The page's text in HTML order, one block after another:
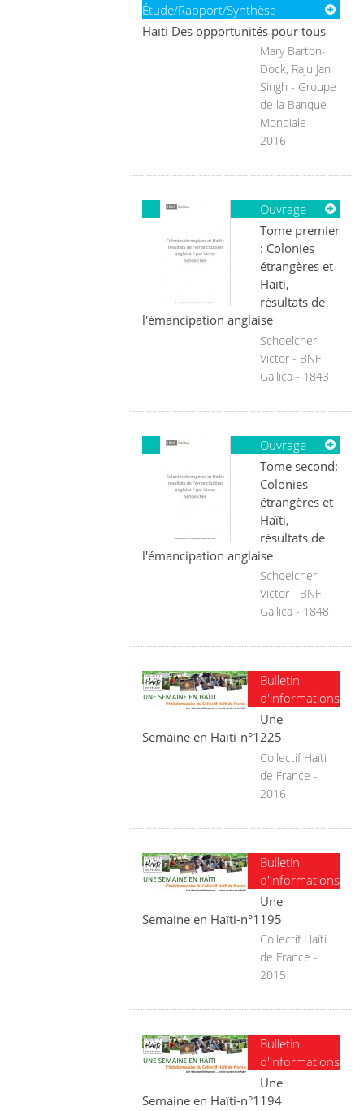
Étude/Rapport/Synthèse
Haïti Des opportunités pour tous
Mary Barton-
Dock, Raju Jan
Singh - Groupe
de la Banque
Mondiale -
2016
Ouvrage
Tome premier
: Colonies
étrangères et
Haïti,
résultats de
l'émancipation anglaise
Schoelcher
Victor - BNF
Gallica - 1843
Ouvrage
Tome second:
Colonies
étrangères et
Haïti,
résultats de
l'émancipation anglaise
Schoelcher
Victor - BNF
Gallica - 1848
Bulletin
d'informations
Une
Semaine en Haïti-n°1225
Collectif Haïti
de France -
2016
Bulletin
d'informations
Une
Semaine en Haïti-n°1195
Collectif Haïti
de France -
2015
Bulletin
d'informations
Une
Semaine en Haïti-n°1194